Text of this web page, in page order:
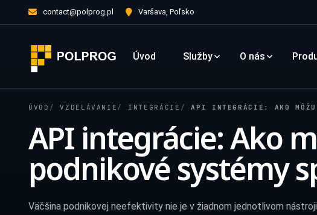
contact@polprog.pl Varšava, Poľsko
Úvod Služby O nás
ÚVOD VZDELÁVANIE INTEGRÁCIE API INTEGRÁCIE: AKO MÔŽU
API integrácie: Ako
podnikové systémy
Väčšina podnikovej neefektivity nie je v žiadnom jednotlivom